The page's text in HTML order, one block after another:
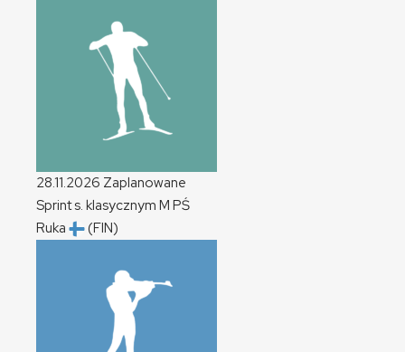
28.11.2026 Zaplanowane
Sprint s. klasycznym M PŚ
Ruka
(FIN)